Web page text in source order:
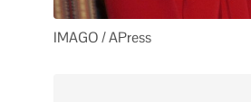
IMAGO / APress